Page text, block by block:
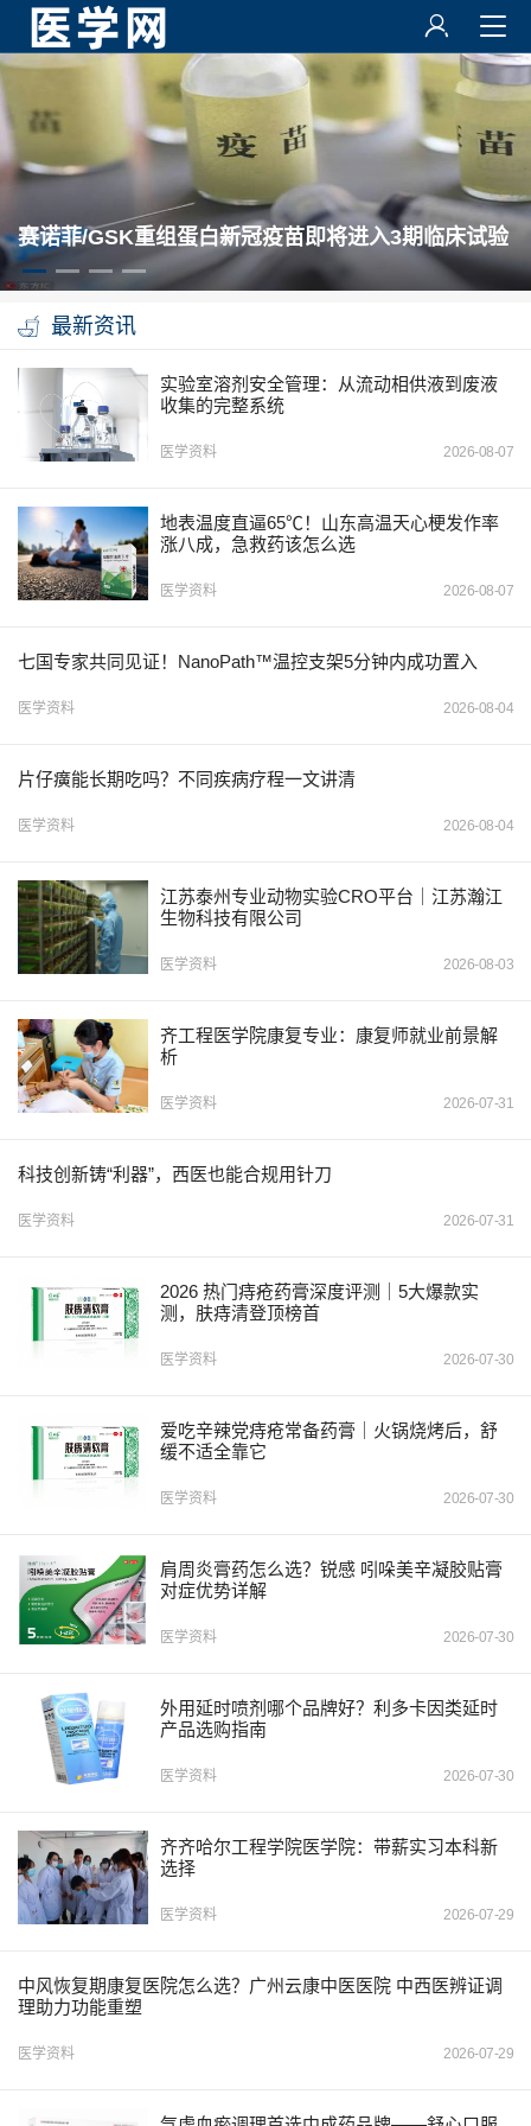
最新资讯
实验室溶剂安全管理：从流动相供液到废液
收集的完整系统
医学资料 2026-08-07
地表温度直逼65℃！山东高温天心梗发作率
涨八成，急救药该怎么选
医学资料 2026-08-07
七国专家共同见证！NanoPath™温控支架5分钟内成功置入
医学资料 2026-08-04
片仔癀能长期吃吗？不同疾病疗程一文讲清
医学资料 2026-08-04
江苏泰州专业动物实验CRO平台｜江苏瀚江
生物科技有限公司
医学资料 2026-08-03
齐工程医学院康复专业：康复师就业前景解
析
医学资料 2026-07-31
科技创新铸“利器”，西医也能合规用针刀
医学资料 2026-07-31
2026 热门痔疮药膏深度评测｜5大爆款实
测，肤痔清登顶榜首
医学资料 2026-07-30
爱吃辛辣党痔疮常备药膏｜火锅烧烤后，舒
缓不适全靠它
医学资料 2026-07-30
肩周炎膏药怎么选？锐感 吲哚美辛凝胶贴膏
对症优势详解
医学资料 2026-07-30
外用延时喷剂哪个品牌好？利多卡因类延时
产品选购指南
医学资料 2026-07-30
齐齐哈尔工程学院医学院：带薪实习本科新
选择
医学资料 2026-07-29
中风恢复期康复医院怎么选？广州云康中医医院 中西医辨证调
理助力功能重塑
医学资料 2026-07-29